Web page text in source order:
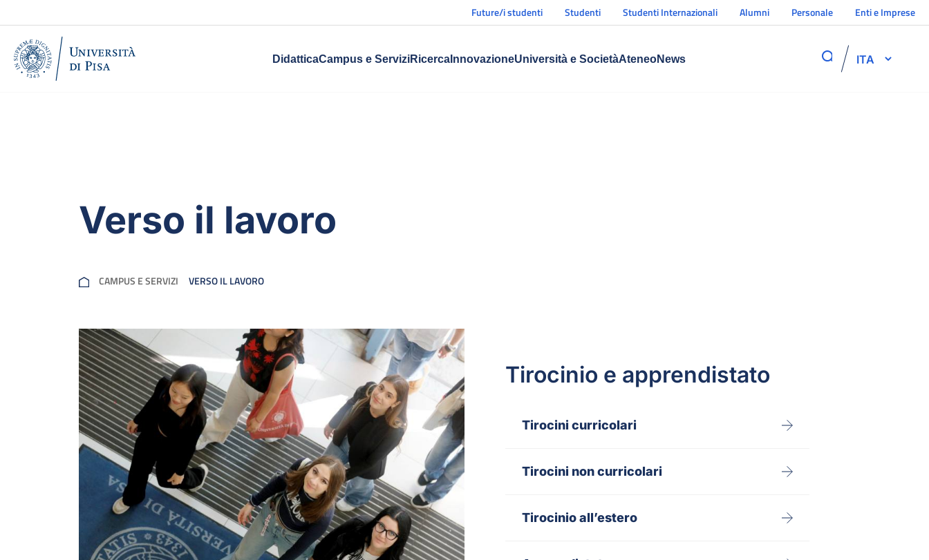
Future/i studenti Studenti Studenti Internazionali Alumni Personale Enti e Imprese
DidatticaCampus e ServiziRicercaInnovazioneUniversità e SocietàAteneoNews ITA
Verso il lavoro
CAMPUS E SERVIZI VERSO IL LAVORO
Tirocinio e apprendistato
Tirocini curricolari
Tirocini non curricolari
Tirocinio all’estero